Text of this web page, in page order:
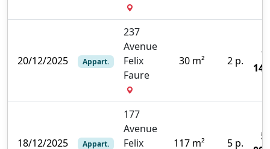
20/12/2025 Appart.
237
Avenue
Felix
Faure
30 m² 2 p.
18/12/2025 Appart.
177
Avenue
Felix
117 m² 5 p.